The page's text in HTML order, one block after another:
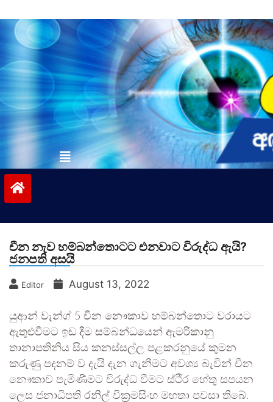
to
contentvinivida.lk
චීන නැව හම්බන්තොටට එනවාට විරුද්ධ ඇයි?
ජනපති අසයි
Editor August 13, 2022
යුආන් වැන්ග් 5 චීන නෞකාව හම්බන්තොට වරායට
ඇතුළුවීමට ඉඩ දීම සම්බන්ධයෙන් ඇමරිකානු
තානාපතිනිය සිය කනස්සල්ල පළකරනුයේ කුමන
කරුණු පදනම් ව දැයි දැන ගැනීමට අවශ්‍ය බැවින් චීන
නෞකාව පැමිණීමට විරුද්ධ වීමට ස්ථිර හේතු සපයන
ලෙස ජනාධිපති රනිල් වික්‍රමසිංහ මහතා පවසා තිබේ.